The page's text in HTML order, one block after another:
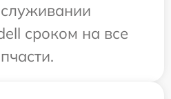
сроком на все